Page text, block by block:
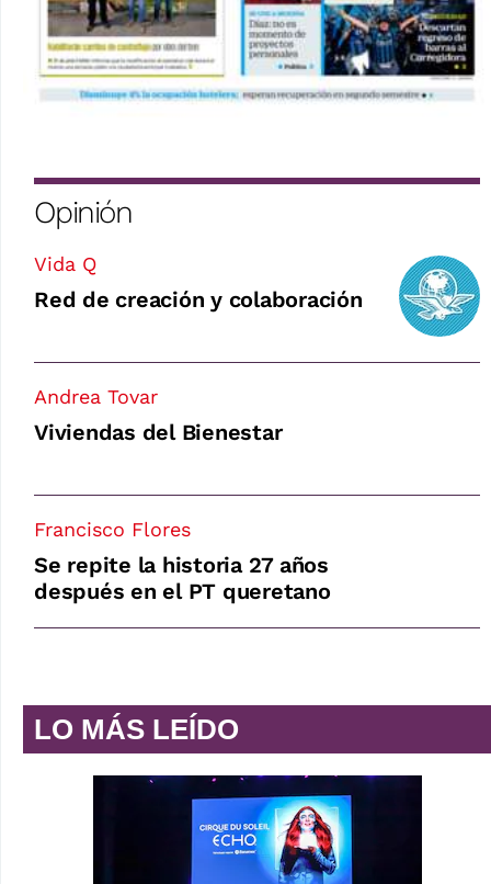
Opinión
Vida Q
Red de creación y colaboración
Andrea Tovar
Viviendas del Bienestar
Francisco Flores
Se repite la historia 27 años
después en el PT queretano
LO MÁS LEÍDO